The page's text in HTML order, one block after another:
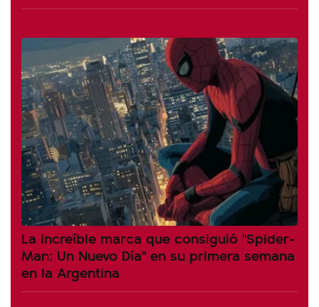
La increíble marca que consiguió "Spider-
Man: Un Nuevo Día" en su primera semana
en la Argentina